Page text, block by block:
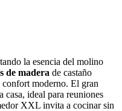
la esencia del molino
de madera de castaño
moderno. El gran
casa, ideal para reuniones
XXL invita a cocinar sin